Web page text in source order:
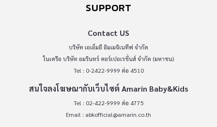
SUPPORT
Contact US
บริษัท เอเอ็มอี อิมเมจิเนทีฟ จำกัด
ในเครือ บริษัท อมรินทร์ คอร์เปอเรชั่นส์ จำกัด (มหาชน)
Tel : 0-2422-9999 ต่อ 4510
สนใจลงโฆษณากับเว็บไซต์ Amarin Baby&Kids
Tel : 02-422-9999 ต่อ 4775
Email : abkofficial@amarin.co.th